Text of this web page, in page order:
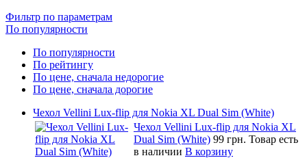
Фильтр по параметрам
По популярности
По популярности
По рейтингу
По цене, сначала недорогие
По цене, сначала дорогие
Чехол Vellini Lux-flip для Nokia XL Dual Sim (White)
Чехол Vellini Lux-flip для Nokia XL
Dual Sim (White) 99 грн. Товар есть
в наличии В корзину